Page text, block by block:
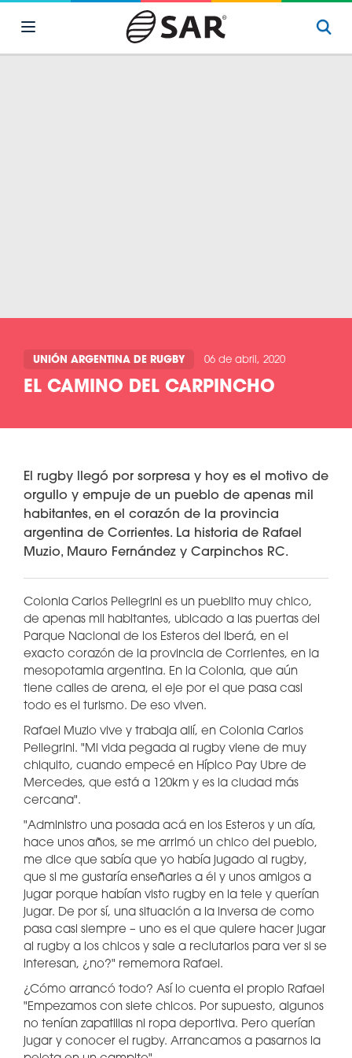
UNIÓN ARGENTINA DE RUGBY 06 de abril, 2020
EL CAMINO DEL CARPINCHO
El rugby llegó por sorpresa y hoy es el motivo de
orgullo y empuje de un pueblo de apenas mil
habitantes, en el corazón de la provincia
argentina de Corrientes. La historia de Rafael
Muzio, Mauro Fernández y Carpinchos RC.
Colonia Carlos Pellegrini es un pueblito muy chico,
de apenas mil habitantes, ubicado a las puertas del
Parque Nacional de los Esteros del Iberá, en el
exacto corazón de la provincia de Corrientes, en la
mesopotamia argentina. En la Colonia, que aún
tiene calles de arena, el eje por el que pasa casi
todo es el turismo. De eso viven.
Rafael Muzio vive y trabaja allí, en Colonia Carlos
Pellegrini. "Mi vida pegada al rugby viene de muy
chiquito, cuando empecé en Hípico Pay Ubre de
Mercedes, que está a 120km y es la ciudad más
cercana".
"Administro una posada acá en los Esteros y un día,
hace unos años, se me arrimó un chico del pueblo,
me dice que sabía que yo había jugado al rugby,
que si me gustaría enseñarles a él y unos amigos a
jugar porque habían visto rugby en la tele y querían
jugar. De por sí, una situación a la inversa de como
pasa casi siempre – uno es el que quiere hacer jugar
al rugby a los chicos y sale a reclutarlos para ver si se
interesan, ¿no?" rememora Rafael.
¿Cómo arrancó todo? Así lo cuenta el propio Rafael
"Empezamos con siete chicos. Por supuesto, algunos
no tenían zapatillas ni ropa deportiva. Pero querían
jugar y conocer el rugby. Arrancamos a pasarnos la